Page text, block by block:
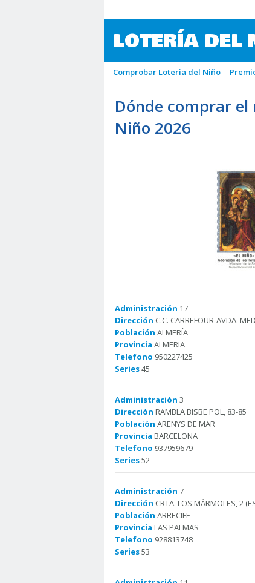
LOTERÍA
Comprobar Loteria del Niño
Dónde comprar
Niño 2026
Administración 17
Dirección C.C. CARREFOUR-AVDA.
Población ALMERÍA
Provincia ALMERIA
Telefono 950227425
Series45
Administración 3
Dirección RAMBLA BISBE POL, 83-85
Población ARENYS DE MAR
Provincia BARCELONA
Telefono 937959679
Series52
Administración 7
Dirección CRTA. LOS MÁRMOLES, 2
Población ARRECIFE
Provincia LAS PALMAS
Telefono 928813748
Series53